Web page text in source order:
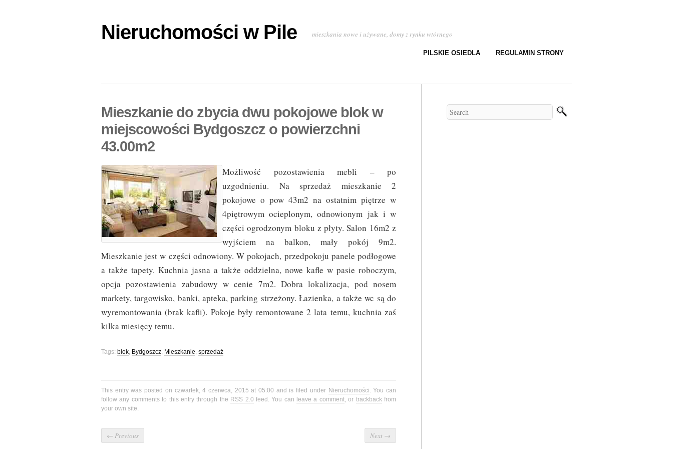
Nieruchomości w Pile mieszkania nowe i używane, domy z rynku wtórnego
PILSKIE OSIEDLA REGULAMIN STRONY
Mieszkanie do zbycia dwu pokojowe blok w
miejscowości Bydgoszcz o powierzchni
43.00m2
Możliwość pozostawienia mebli – po
uzgodnieniu. Na sprzedaż mieszkanie 2
pokojowe o pow 43m2 na ostatnim piętrze w
4piętrowym ocieplonym, odnowionym jak i w
części ogrodzonym bloku z płyty. Salon 16m2 z
wyjściem na balkon, mały pokój 9m2.
Mieszkanie jest w części odnowiony. W pokojach, przedpokoju panele podłogowe
a także tapety. Kuchnia jasna a także oddzielna, nowe kafle w pasie roboczym,
opcja pozostawienia zabudowy w cenie 7m2. Dobra lokalizacja, pod nosem
markety, targowisko, banki, apteka, parking strzeżony. Łazienka, a także wc są do
wyremontowania (brak kafli). Pokoje były remontowane 2 lata temu, kuchnia zaś
kilka miesięcy temu.
Tags: blok, Bydgoszcz, Mieszkanie, sprzedaż
This entry was posted on czwartek, 4 czerwca, 2015 at 05:00 and is filed under Nieruchomości. You can
follow any comments to this entry through the RSS 2.0 feed. You can leave a comment, or trackbackfrom
your own site.
← Previous Next →